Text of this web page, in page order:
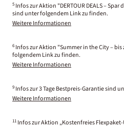
5 Infos zur Aktion "DERTOUR DEALS –
sind unter folgendem Link zu finden.
Weitere Informationen
6 Infos zur Aktion "Summer in the City –
folgendem Link zu finden.
Weitere Informationen
9 Infos zur 3 Tage Bestpreis-Garantie sind
Weitere Informationen
11 Infos zur Aktion „Kostenfreies